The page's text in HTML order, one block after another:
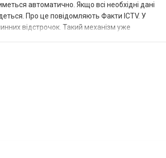
автоматично. Якщо всі необхідні дані
Про це повідомляють Факти ICTV. У
відстрочок. Такий механізм уже